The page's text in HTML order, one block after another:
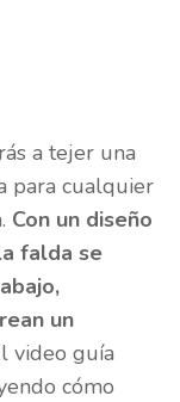
a tejer una
para cualquier
Con un diseño
falda se
un
video guía
cómo